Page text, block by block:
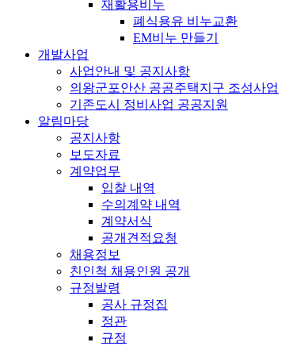
재활용비누
폐식용유 비누교환
EM비누 만들기
개발사업
사업안내 및 공지사항
의왕군포안산 공공주택지구 조성사업
기존도시 정비사업 공공지원
알림마당
공지사항
보도자료
계약업무
입찰 내역
수의계약 내역
계약서식
공개견적요청
채용정보
친인척 채용인원 공개
규정발령
공사 규정집
정관
규정